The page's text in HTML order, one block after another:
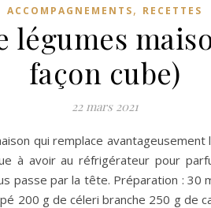
ACCOMPAGNEMENTS, RECETTES
légumes
façon cube)
22 mars 2021
qui remplace
à avoir au réfrigérateur pour
passe par la tête. Préparation : 30
200 g de céleri branche 250 g de